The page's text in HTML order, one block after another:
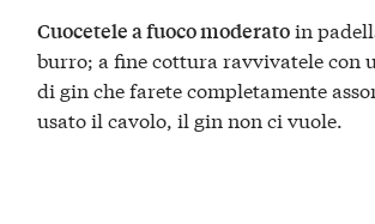
Cuocetele a fuoco moderatoin
burro; a fine cottura ravvivatele con
di gin che farete completamente
usato il cavolo, il gin non ci vuole.